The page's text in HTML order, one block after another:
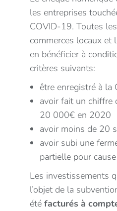
les entreprises
COVID-19. Toutes
commerces locaux et
en bénéficier à
critères suivants:
être enregistré à la
avoir fait un chiffre
20 000€ en 2020
avoir moins de 20
avoir subi une
partielle pour
Les investissements
l’objet de la
été facturés à